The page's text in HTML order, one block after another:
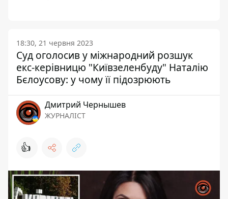
18:30, 21 червня 2023
Суд оголосив у міжнародний розшук
екс-керівницю "Київзеленбуду" Наталію
Бєлоусову: у чому її підозрюють
Дмитрий Чернышев
ЖУРНАЛІСТ
👍